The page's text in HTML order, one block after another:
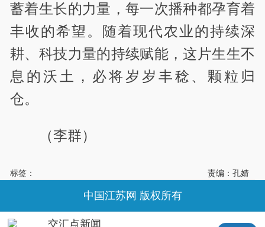
蓄着生长的力量，每一次播种都孕育着
丰收的希望。随着现代农业的持续深
耕、科技力量的持续赋能，这片生生不
息的沃土，必将岁岁丰稔、颗粒归
仓。
（李群）
标签： 责编：孔婧
交汇点新闻
中国江苏网 版权所有